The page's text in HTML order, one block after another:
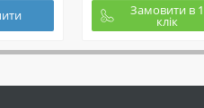
Замовити в 1
клік